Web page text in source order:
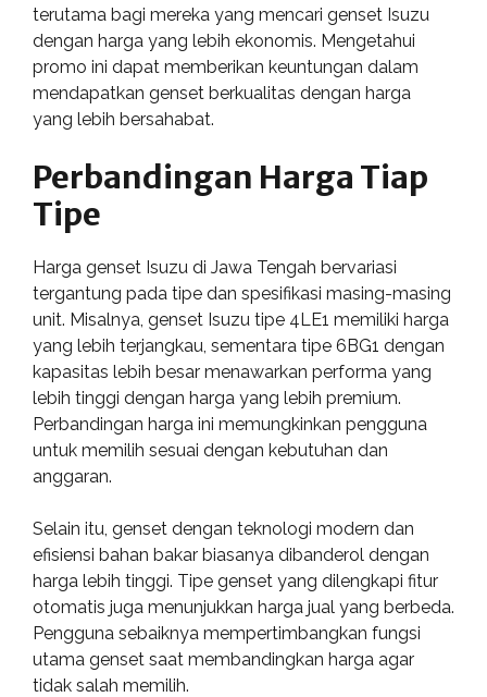
terutama bagi mereka yang mencari genset Isuzu
dengan harga yang lebih ekonomis. Mengetahui
promo ini dapat memberikan keuntungan dalam
mendapatkan genset berkualitas dengan harga
yang lebih bersahabat.
Perbandingan Harga Tiap
Tipe
Harga genset Isuzu di Jawa Tengah bervariasi
tergantung pada tipe dan spesifikasi masing-masing
unit. Misalnya, genset Isuzu tipe 4LE1 memiliki harga
yang lebih terjangkau, sementara tipe 6BG1 dengan
kapasitas lebih besar menawarkan performa yang
lebih tinggi dengan harga yang lebih premium.
Perbandingan harga ini memungkinkan pengguna
untuk memilih sesuai dengan kebutuhan dan
anggaran.
Selain itu, genset dengan teknologi modern dan
efisiensi bahan bakar biasanya dibanderol dengan
harga lebih tinggi. Tipe genset yang dilengkapi fitur
otomatis juga menunjukkan harga jual yang berbeda.
Pengguna sebaiknya mempertimbangkan fungsi
utama genset saat membandingkan harga agar
tidak salah memilih.